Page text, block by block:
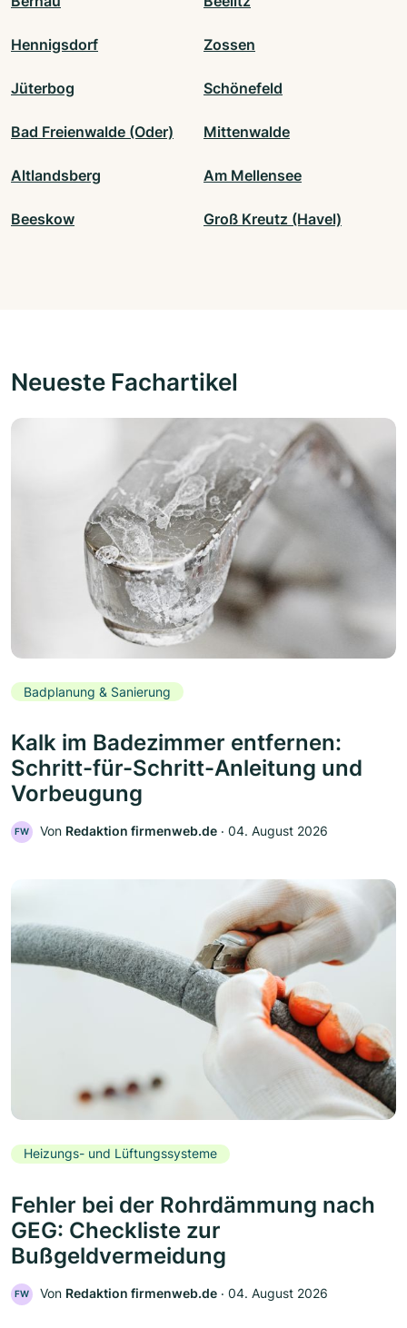
Hennigsdorf Zossen
Jüterbog Schönefeld
Bad Freienwalde (Oder) Mittenwalde
Altlandsberg Am Mellensee
Beeskow Groß Kreutz (Havel)
Neueste Fachartikel
Badplanung & Sanierung
Kalk im Badezimmer entfernen:
Schritt-für-Schritt-Anleitung und
Vorbeugung
FW Von Redaktion firmenweb.de ‧ 04. August 2026
Heizungs- und Lüftungssysteme
Fehler bei der Rohrdämmung nach
GEG: Checkliste zur
Bußgeldvermeidung
FW Von Redaktion firmenweb.de ‧ 04. August 2026